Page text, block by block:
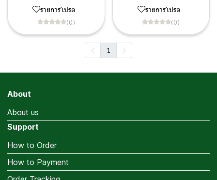
รายการโปรด
(0)
รายการโปรด
(0)
1
About
About us
Support
How to Order
How to Payment